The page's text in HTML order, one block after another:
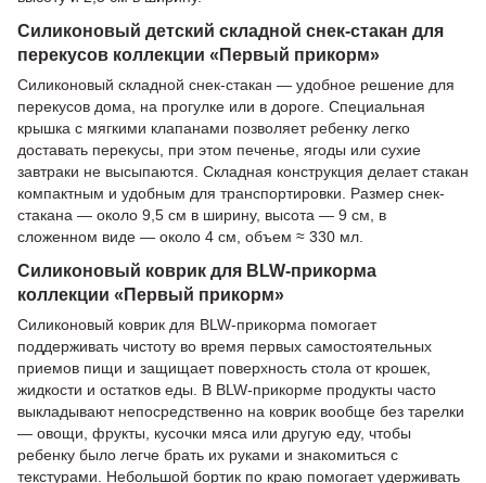
Силиконовый детский складной снек-стакан для
перекусов коллекции «Первый прикорм»
Силиконовый складной снек-стакан — удобное решение для
перекусов дома, на прогулке или в дороге. Специальная
крышка с мягкими клапанами позволяет ребенку легко
доставать перекусы, при этом печенье, ягоды или сухие
завтраки не высыпаются. Складная конструкция делает стакан
компактным и удобным для транспортировки. Размер снек-
стакана — около 9,5 см в ширину, высота — 9 см, в
сложенном виде — около 4 см, объем ≈ 330 мл.
Силиконовый коврик для BLW-прикорма
коллекции «Первый прикорм»
Силиконовый коврик для BLW-прикорма помогает
поддерживать чистоту во время первых самостоятельных
приемов пищи и защищает поверхность стола от крошек,
жидкости и остатков еды. В BLW-прикорме продукты часто
выкладывают непосредственно на коврик вообще без тарелки
— овощи, фрукты, кусочки мяса или другую еду, чтобы
ребенку было легче брать их руками и знакомиться с
текстурами. Небольшой бортик по краю помогает удерживать